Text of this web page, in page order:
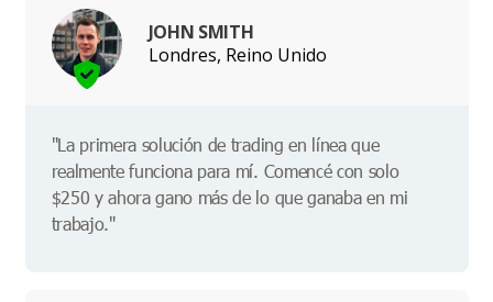
JOHN SMITH
Londres, Reino Unido
"La primera solución de trading en línea que
realmente funciona para mí. Comencé con solo
$250 y ahora gano más de lo que ganaba en mi
trabajo."